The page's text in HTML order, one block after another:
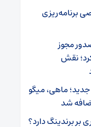
برنامه‌ریزی
مجوز
نقش
۱۴۰۴ با ۴ قلم جدید؛ ماهی، میگو
شد
بر برندینگ دارد؟